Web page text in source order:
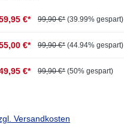
€* 99,90 €* (39.99% gespart)
€* 99,90 €* (44.94% gespart)
€* 99,90 €* (50% gespart)
Versandkosten